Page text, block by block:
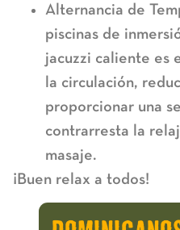
Alternancia de
piscinas de
jacuzzi caliente es
la circulación,
proporcionar una
contrarresta la
masaje.
¡Buen relax a todos!